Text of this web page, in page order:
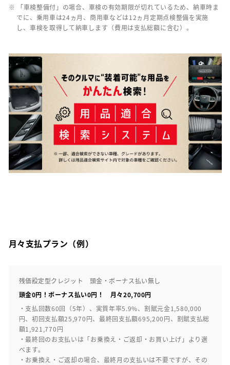
※ 「車検整備付」の場合、車検の有効期限が切れているため、納車時ま
でに、乗用車は24ヵ月、商用車などは12ヵ月定期点検整備を実施
し、車検を取得して納車します（費用は支払総額に含む）。
月々支払プラン（例）
残価設定型クレジット 頭金・ボーナス払い無し
頭金0円！ボーナス払い0円！ 月々20,700円
・支払回数60回（5年）、実質年率5.9%、割賦元金1,580,000
円、初回支払額25,970円、最終回支払額695,200円、割賦支払総
額1,921,770円
・最終回のお支払いは「お乗換え・ご返却・お買い上げ」より選
べます。
・お乗換え・ご返却の場合、最終月の支払いは不要ですが、その